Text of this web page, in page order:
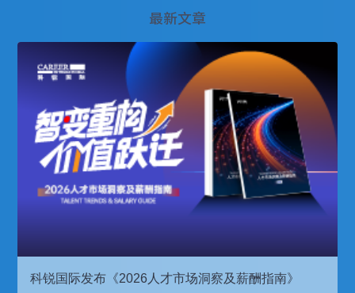
最新文章
科锐国际发布《2026人才市场洞察及薪酬指南》